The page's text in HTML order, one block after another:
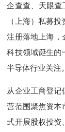
企查查、天眼
（上海）私募
注册落地上海，
科技领域诞生的
半导体行业关注。
从企业工商登记
营范围聚焦资本
式开展股权投资